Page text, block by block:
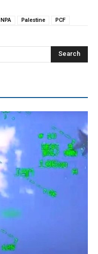
NPA Palestine PCF
Search